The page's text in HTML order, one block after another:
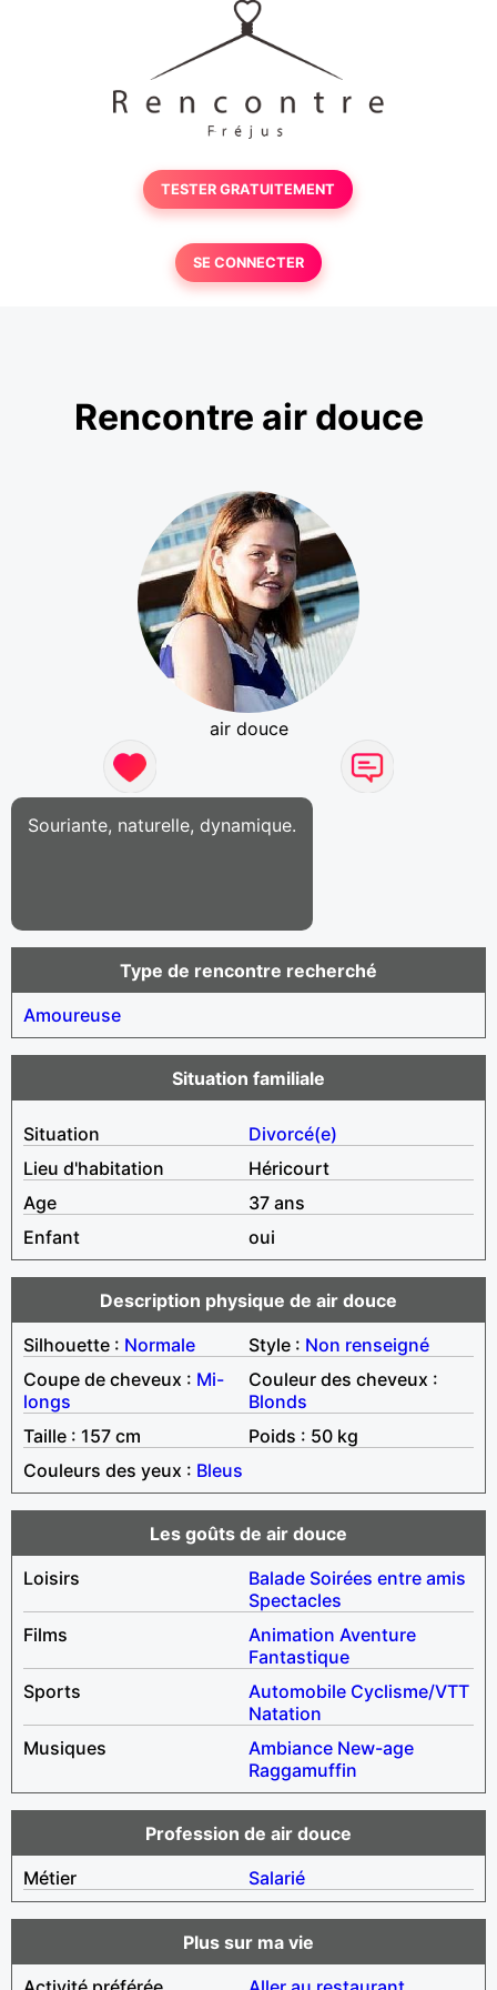
TESTER GRATUITEMENT
SE CONNECTER
Rencontre air douce
air douce
Souriante, naturelle, dynamique.
Type de rencontre recherché
Amoureuse
Situation familiale
Situation
Divorcé(e)
Lieu d'habitation
Héricourt
Age
37 ans
Enfant
oui
Description physique de air douce
Silhouette : Normale Style : Non renseigné
Coupe de cheveux : Mi-
longs
Couleur des cheveux :
Blonds
Taille : 157 cm
Poids : 50 kg
Couleurs des yeux : Bleus
Les goûts de air douce
Loisirs
Balade Soirées entre amis
Spectacles
Films
Animation Aventure
Fantastique
Sports
Automobile Cyclisme/VTT
Natation
Musiques
Ambiance New-age
Raggamuffin
Profession de air douce
Métier
Salarié
Plus sur ma vie